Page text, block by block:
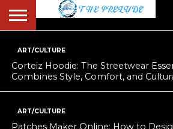
US
ACCOUNT
AUTHORS
FULL-
PAGE
HOME
LATEST
LOGIN
LOGOUT
MEMBERS
PASSWORD
REGISTER
SAMPLE
TYPOGRAPHY
USER
Booming
ART/CULTURE
Corteiz Hoodie: The Streetwear
Combines Style, Comfort, and
ART/CULTURE
Patches Maker Online: How to